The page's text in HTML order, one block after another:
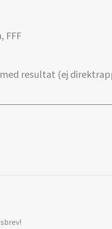
FFF
resultat (ej